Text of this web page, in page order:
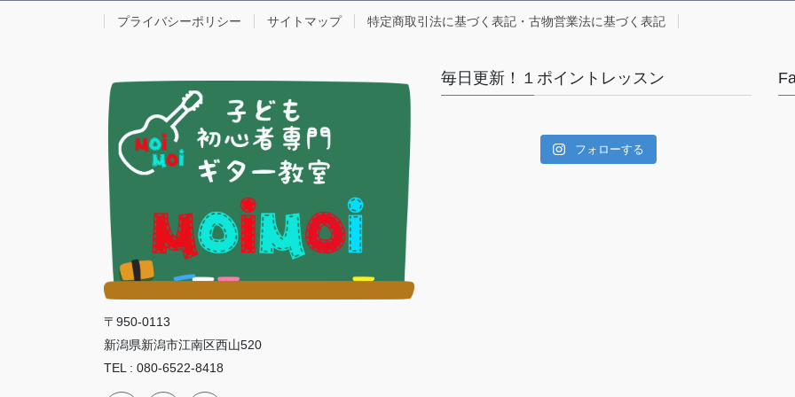
プライバシーポリシー サイトマップ 特定商取引法に基づく表記・古物営業法に基づく表記
〒950-0113
新潟県新潟市江南区西山520
TEL : 080-6522-8418
毎日更新！１ポイントレッスン
フォローする